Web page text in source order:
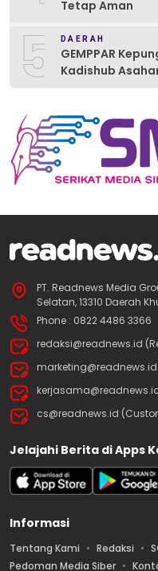
Tetap Aman
5 DAERAH
GEMPPAR
Kadishub
PT. Readnews Media
Selatan, 13310 Daerah
Phone : 0822 4486 3366
redaksi@readnews.id
cs@readnews.id
Jelajahi Berita di Apps
Informasi
Tentang Kami Redaksi
Pedoman Media Siber